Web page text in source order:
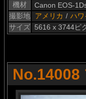
機材
Canon EOS-
撮影地
アメリカ / ハワ
サイズ 5616 x 3744ピ
No.14008